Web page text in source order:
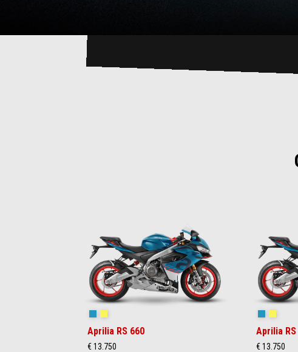
Aprilia RS 660
€ 13.750
Aprilia
€ 13.750